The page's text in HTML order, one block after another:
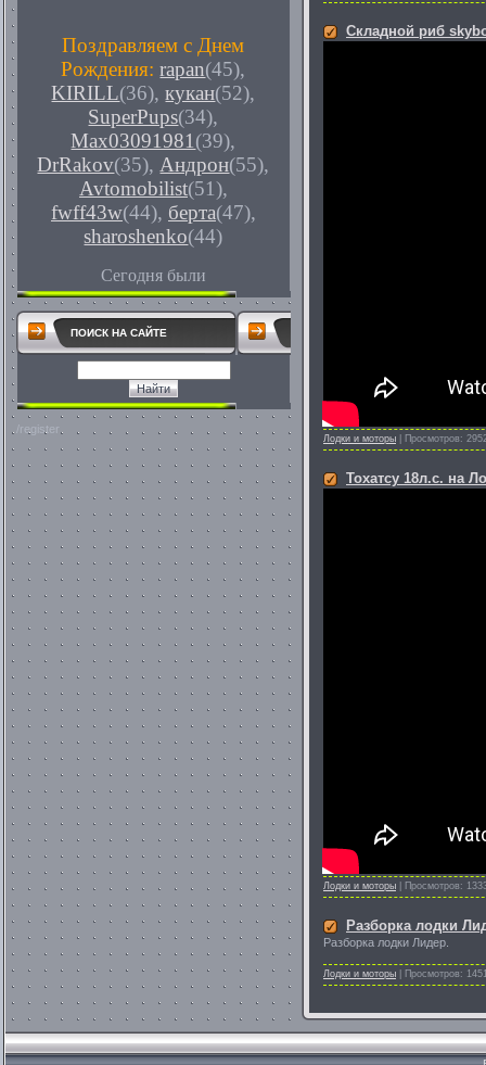
Поздравляем с Днем
Рождения:rapan(45),
KIRILL(36),кукан(52),
SuperPups(34),
Max03091981 (39),
DrRakov(35), Андрон(55),
Avtomobilist(51),
fwff43w(44), берта(47),
sharoshenko(44)
Сегодня были
ПОИСК НА САЙТЕ
/register
Складной риб
Лодки и моторы Просмотров:
Тохатсу 18л.с. на
Лодки и моторы Просмотров:
Разборка лодки
Разборка лодки Лидер.
Лодки и моторы Просмотров: